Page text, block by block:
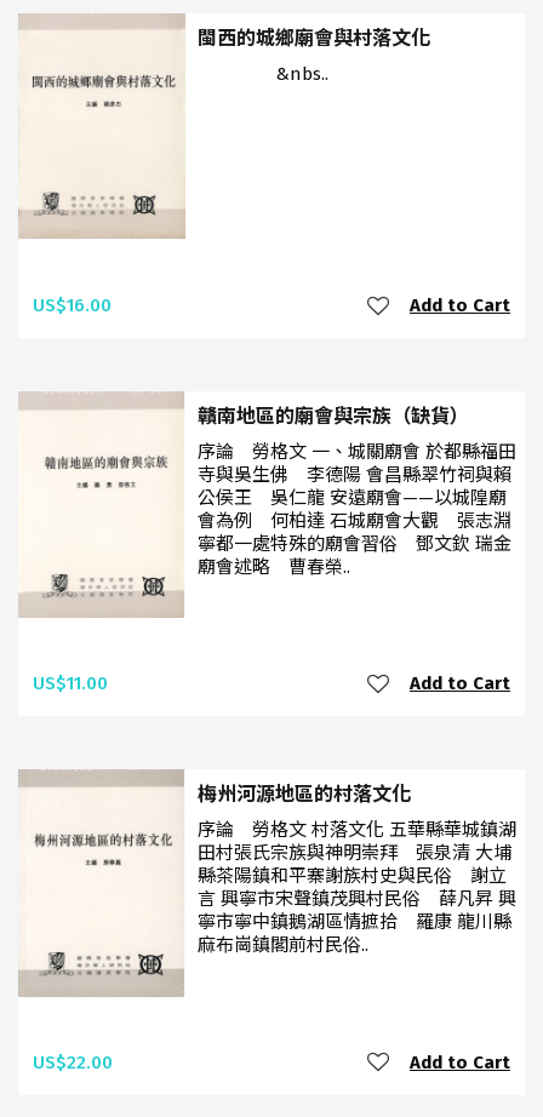
閩西的城鄉廟會與村落文化
&nbs..
US$16.00 Add to Cart
贛南地區的廟會與宗族（缺貨）
序論 勞格文 一、城關廟會 於都縣福田
寺與吳生佛 李德陽 會昌縣翠竹祠與賴
公侯王 吳仁龍 安遠廟會——以城隍廟
會為例 何柏達 石城廟會大觀 張志淵
寧都一處特殊的廟會習俗 鄧文欽 瑞金
廟會述略 曹春榮..
US$11.00 Add to Cart
梅州河源地區的村落文化
序論 勞格文 村落文化 五華縣華城鎮湖
田村張氏宗族與神明崇拜 張泉清 大埔
縣茶陽鎮和平寨謝族村史與民俗 謝立
言 興寧市宋聲鎮茂興村民俗 薛凡昇 興
寧市寧中鎮鵝湖區情摭拾 羅康 龍川縣
麻布崗鎮閣前村民俗..
US$22.00 Add to Cart